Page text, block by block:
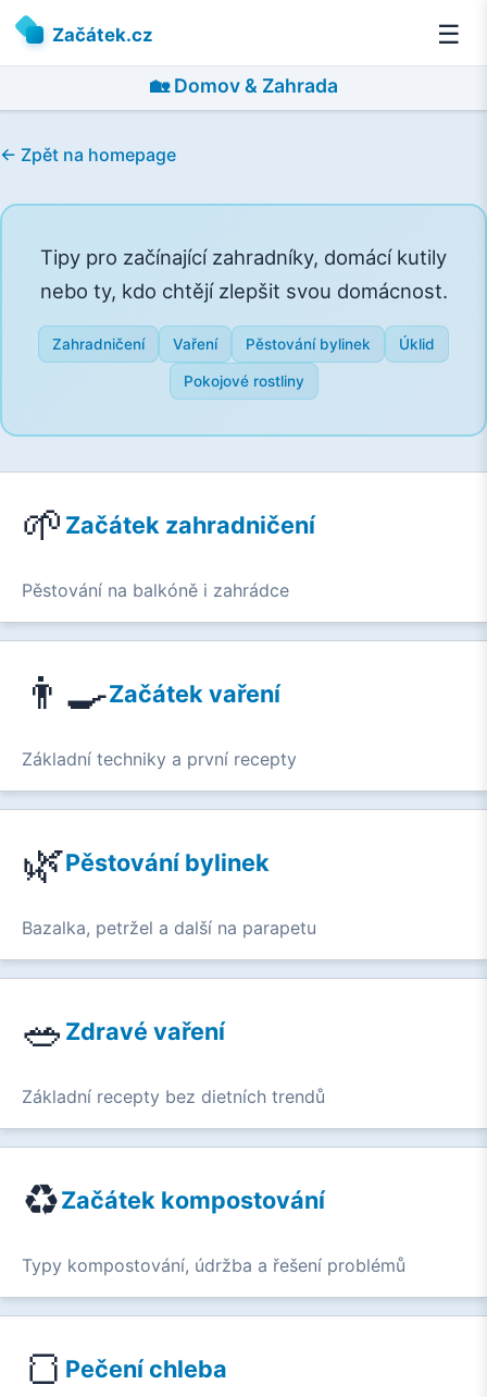
Začátek.cz
🏡 Domov & Zahrada
☰
← Zpět na homepage
Tipy pro začínající zahradníky, domácí kutily
nebo ty, kdo chtějí zlepšit svou domácnost.
Zahradničení Vaření Pěstování bylinek Úklid
Pokojové rostliny
🌱 Začátek zahradničení
Pěstování na balkóně i zahrádce
👨‍🍳Začátek vaření
Základní techniky a první recepty
🌿Pěstování bylinek
Bazalka, petržel a další na parapetu
🥗 Zdravé vaření
Základní recepty bez dietních trendů
♻️Začátek kompostování
Typy kompostování, údržba a řešení problémů
🍞 Pečení chleba